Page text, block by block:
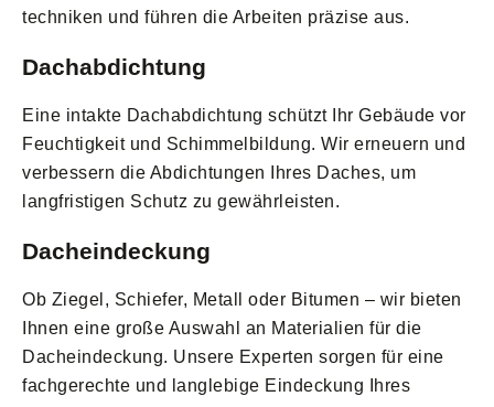
techniken und führen die Arbeiten präzise aus.
Dachabdichtung
Eine intakte Dachabdichtung schützt Ihr Gebäude vor
Feuchtigkeit und Schimmelbildung. Wir erneuern und
verbessern die Abdichtungen Ihres Daches, um
langfristigen Schutz zu gewährleisten.
Dacheindeckung
Ob Ziegel, Schiefer, Metall oder Bitumen – wir bieten
Ihnen eine große Auswahl an Materialien für die
Dacheindeckung. Unsere Experten sorgen für eine
fachgerechte und langlebige Eindeckung Ihres